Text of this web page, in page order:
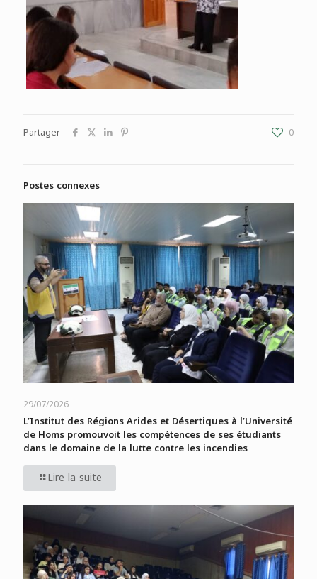
Partager 0
Postes connexes
29/07/2026
L’Institut des Régions Arides et Désertiques à l’Université
de Homs promouvoit les compétences de ses étudiants
dans le domaine de la lutte contre les incendies
Lire la suite